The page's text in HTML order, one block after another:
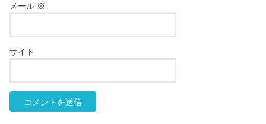
メール ※
サイト